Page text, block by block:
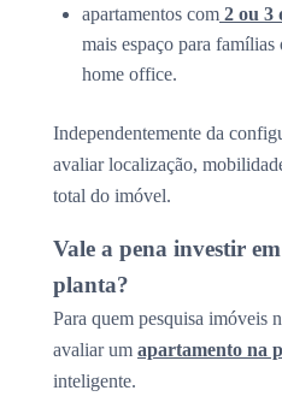
apartamentos com 2 ou 3
mais espaço para
home office.
Independentemente da
avaliar localização,
total do imóvel.
Vale a pena investir
planta?
Para quem pesquisa imóveis
avaliar um apartamento na
inteligente.